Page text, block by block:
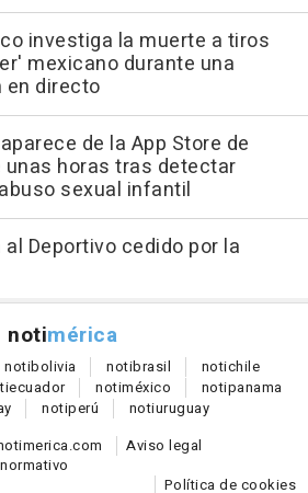
investiga la muerte a tiros
mexicano durante una
directo
de la App Store de
unas horas tras detectar
sexual infantil
Deportivo cedido por la
notimérica
notibolivia notibrasil notichile
ecuador notiméxico notipanama
notiperú notiuruguay
Aviso legal
Política de cookies